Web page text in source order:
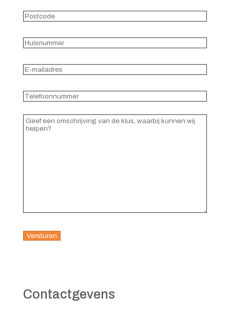
Postcode
Huisnummer
E-
Telefoonnummer
Reacties(Vereist)
Contactgevens